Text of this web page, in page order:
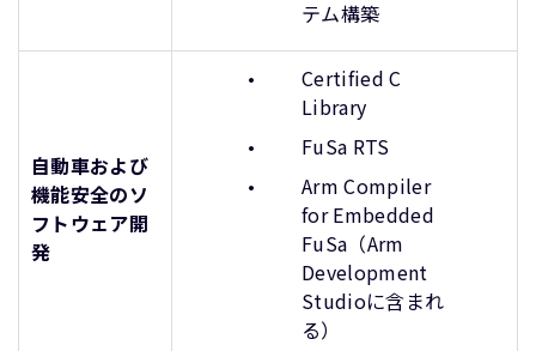
テム構築
自動車および
機能安全のソ
フトウェア開
発
Certified C
Library
FuSa RTS
Arm Compiler
for Embedded
FuSa（Arm
Development
Studioに含まれ
る）